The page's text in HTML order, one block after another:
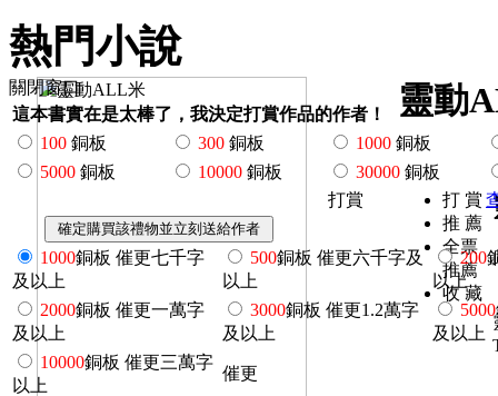
熱門小說
關閉窗口
這本書實在是太棒了，我決定打賞作品的作者！
100 銅板 300 銅板 1000 銅板
5000 銅板 10000 銅板 30000 銅板
打賞
1000銅板 催更七千字
及以上
500銅板 催更六千字及
以上
200
以上
2000銅板 催更一萬字
及以上
3000銅板 催更1.2萬字
及以上
5000
及以上
10000銅板 催更三萬字
以上
催更
靈動
打 賞
推 薦
全票
推薦
收 藏